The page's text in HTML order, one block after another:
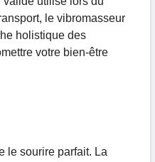
le vibromasseur
holistique des
votre bien-être
le sourire parfait. La